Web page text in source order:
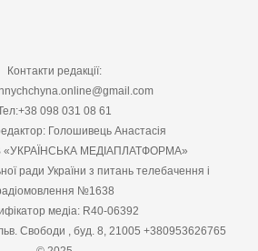
Контакти редакції:
098 031 08 61
Голошивець Анастасія
«УКРАЇНСЬКА МЕДІАПЛАТФОРМА»
ради України з питань телебачення і
№1638
медіа: R40-06392
Свободи , буд. 8, 21005 +380953626765